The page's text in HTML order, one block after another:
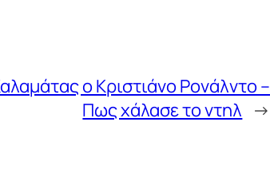
ο Κριστιάνο Ρονάλντο –
Πως χάλασε το ντηλ →